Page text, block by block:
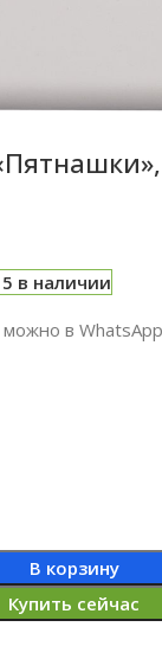
увеличить
в наличии
можно в WhatsApp
В корзину
Купить сейчас